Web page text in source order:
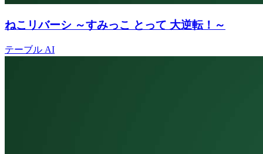
ねこリバーシ ～すみっこ とって 大逆転！～
テーブル AI